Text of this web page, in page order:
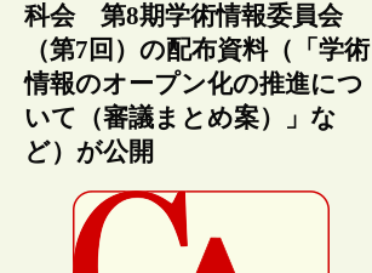
科会 第8期学術情報委員会
（第7回）の配布資料（「学術
情報のオープン化の推進につ
いて（審議まとめ案）」な
ど）が公開